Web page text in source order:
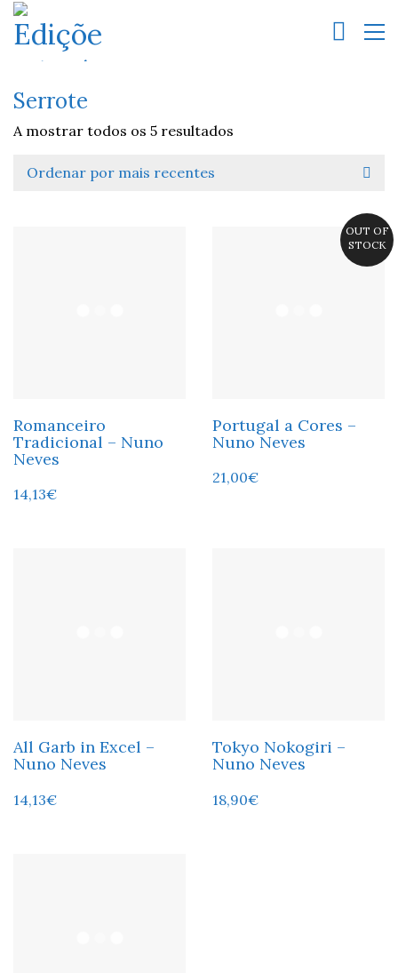
Serrote
A mostrar todos os 5 resultados
Ordenar por mais recentes
Romanceiro
Tradicional – Nuno
Neves
14,13€
OUT OF
STOCK
Portugal a Cores –
Nuno Neves
21,00€
All Garb in Excel –
Nuno Neves
14,13€
Tokyo Nokogiri –
Nuno Neves
18,90€